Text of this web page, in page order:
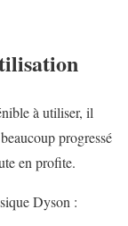
à utiliser, il
progressé
en profite.
Dyson :